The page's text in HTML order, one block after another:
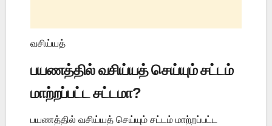
வசிய்யத்
பயணத்தில் வசிய்யத் செய்யும் சட்டம்
மாற்றப்பட்ட சட்டமா?
பயணத்தில் வசிய்யத் செய்யும் சட்டம் மாற்றப்பட்ட